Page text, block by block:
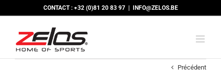
CONTACT : +32 (0)81 20 83 97 INFO@ZELOS.BE
Précédent